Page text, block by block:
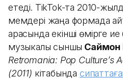
етеді. TikTok-та 2010-
мемдері жаңа формада
арасында екінші өмірге
музыкалық сыншы Саймон
Retromania: Pop Culture’s
(2011) кітабында